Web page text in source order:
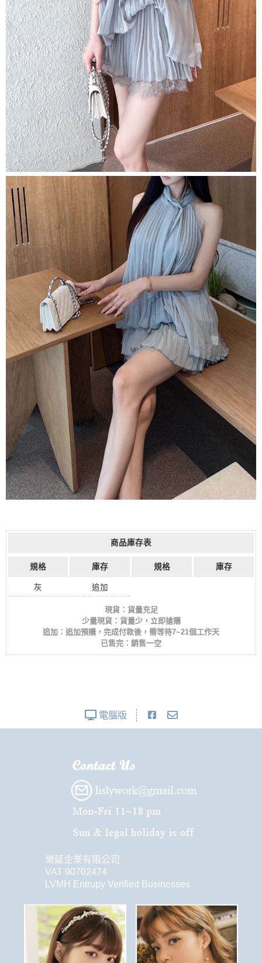
商品庫存表
規格 庫存 規格 庫存
灰 追加
現貨：貨量充足
少量現貨：貨量少，立即搶購
追加：追加預購，完成付款後，需等待7~21個工作天
已售完：銷售一空
電腦版
樂延企業有限公司
VAT 90702474
LVMH Entrupy Verified Businesses